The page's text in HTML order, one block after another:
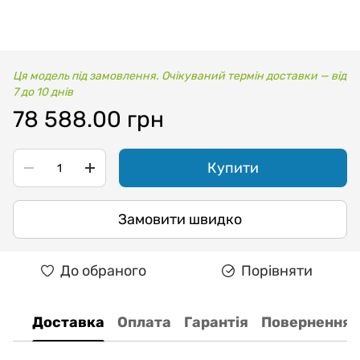
Ця модель під замовлення. Очікуваний термін доставки — від
7 до 10 днів
78 588.00 грн
Купити
Замовити швидко
До обраного Порівняти
Доставка Оплата Гарантія Повернення